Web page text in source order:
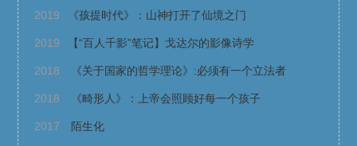
2019 《孩提时代》：山神打开了仙境之门
2019 【“百人千影”笔记】戈达尔的影像诗学
2018 《关于国家的哲学理论》:必须有一个立法者
2018 《畸形人》：上帝会照顾好每一个孩子
2017 陌生化